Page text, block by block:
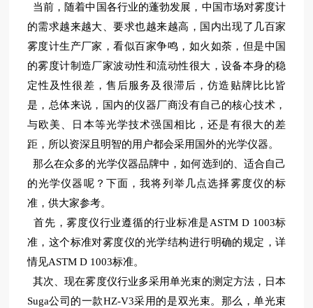
当前，随着中国各行业的蓬勃发展，中国市场对雾度计
的需求越来越大、要求也越来越高，国内出现了几百家
雾度计生产厂家，看似百家争鸣，如火如荼，但是中国
的雾度计制造厂家波动性和流动性很大，设备本身的稳
定性及性很差，售后服务及很滞后，仿造贴牌比比皆
是，总体来说，国内的仪器厂商没有自己的核心技术，
与欧美、日本等光学技术强国相比，还是有很大的差
距，所以资深且明智的用户都会采用国外的光学仪器。
那么在众多的光学仪器品牌中，如何选到的、适合自己
的光学仪器呢？下面，我将列举几点选择雾度仪的标
准，供大家参考。
首先，雾度仪行业遵循的行业标准是ASTM D 1003标
准，这个标准对雾度仪的光学结构进行明确的规定，详
情见ASTM D 1003标准。
其次、现在雾度仪行业多采用单光束的测定方法，日本
Suga公司的一款HZ-V3采用的是双光束。那么，单光束